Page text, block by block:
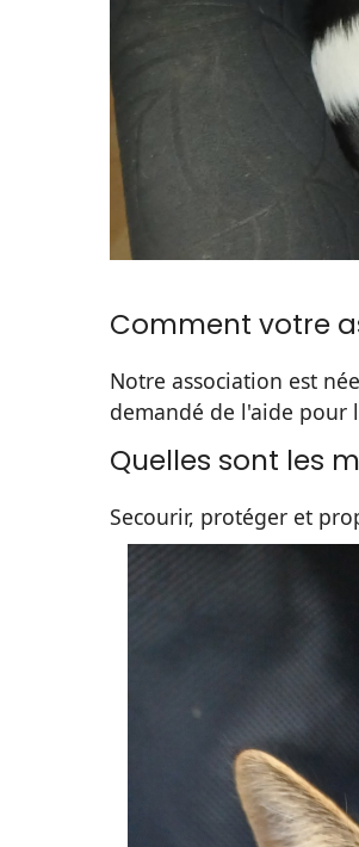
Comment votre
Notre association est
demandé de l'aide pour
Quelles sont les
Secourir, protéger et